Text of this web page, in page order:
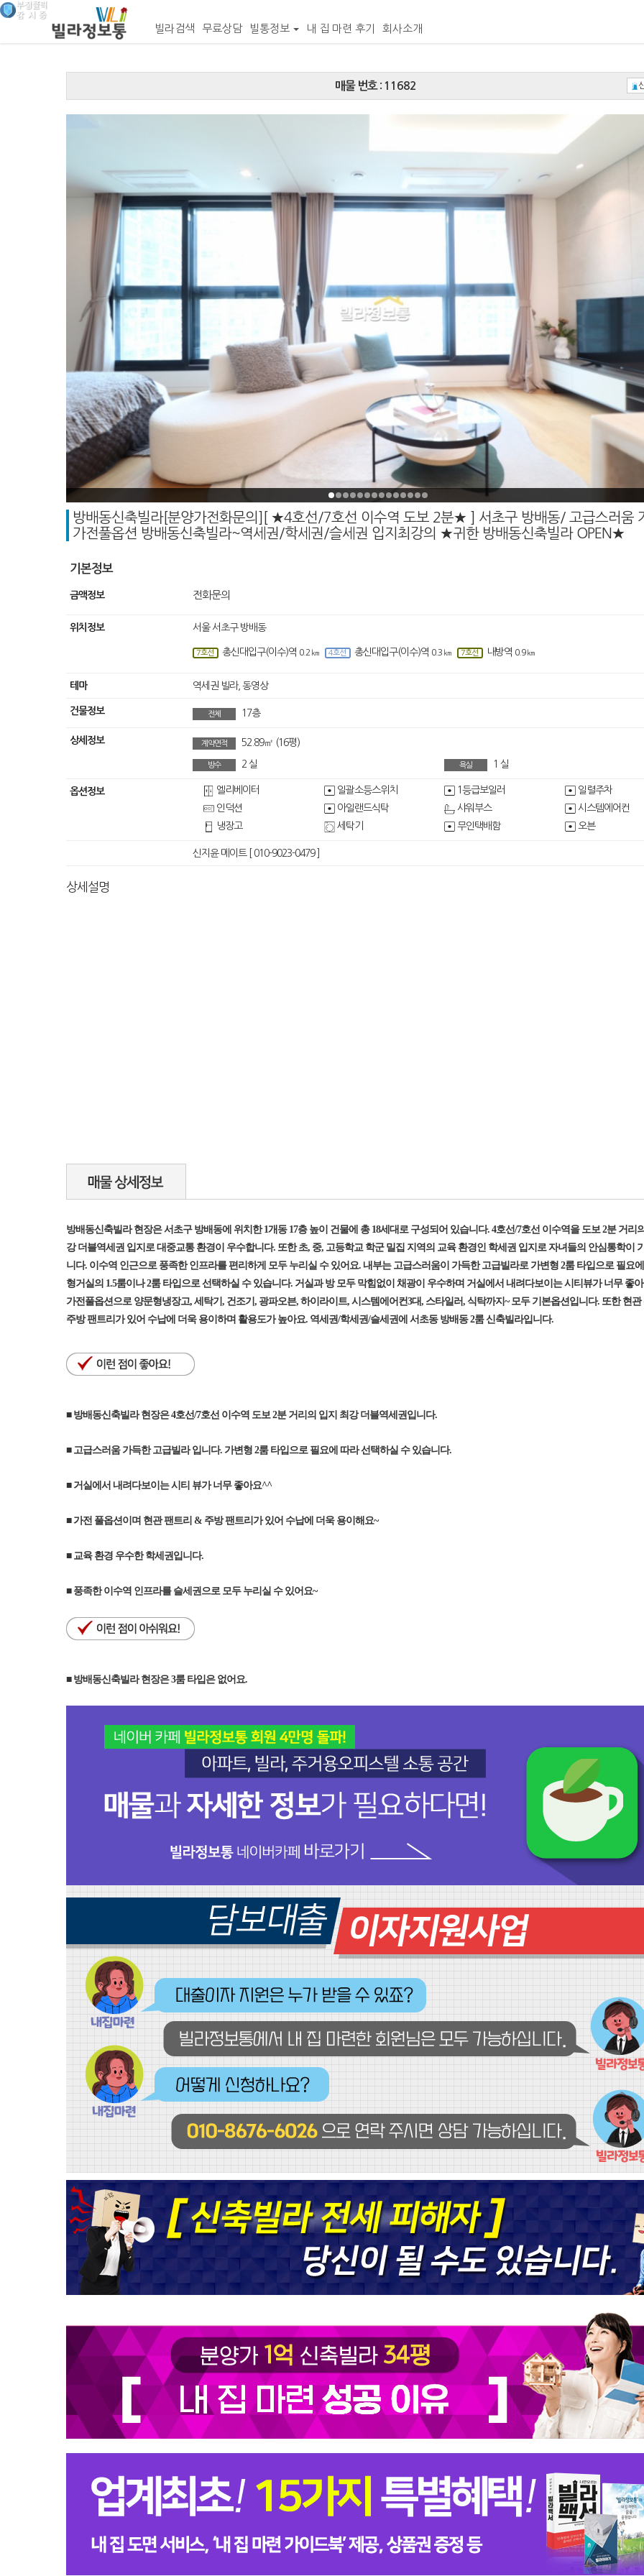
빌라검색 무료상담 빌통정보 내 집 마련 후기 회사소개
매물 번호 : 11682
방배동신축빌라[분양가전화문의][ ★4호선/7호선 이수역 도보 2분★ ] 서초구 방배동/ 고급스러움
가전풀옵션 방배동신축빌라~역세권/학세권/슬세권 입지최강의 ★귀한 방배동신축빌라 OPEN★
기본정보
금액정보 전화문의
위치정보 서울 서초구 방배동
7호선 총신대입구(이수)역 0.2 ㎞ 4호선 총신대입구(이수)역 0.3 ㎞ 7호선 내방역 0.9 ㎞
테마 역세권 빌라, 동영상
건물정보 전체 17층
상세정보 계약면적 52.89㎡ (16평)
방수 2 실 욕실 1 실
옵션정보 엘리베이터 일괄소등스위치 1등급보일러
일렬주차
인덕션
아일랜드식탁 샤워부스
시스템에어컨
냉장고
세탁기 무인택배함 오븐
신지윤 메이트 [ 010-9023-0479 ]
상세설명
방배동신축빌라 현장은 서초구 방배동에 위치한 1개동 17층 높이 건물에 총 18세대로 구성되어 있습니다. 4호선/7호선 이수역을 도보 2분 거리
강 더블역세권 입지로 대중교통 환경이 우수합니다. 또한 초, 중, 고등학교 학군 밀집 지역의 교육 환경인 학세권 입지로 자녀들의 안심통학이
니다. 이수역 인근으로 풍족한 인프라를 편리하게 모두 누리실 수 있어요. 내부는 고급스러움이 가득한 고급빌라로 가변형 2룸 타입으로 필요
형거실의 1.5룸이나 2룸 타입으로 선택하실 수 있습니다. 거실과 방 모두 막힘없이 채광이 우수하며 거실에서 내려다보이는 시티뷰가 너무 좋
가전풀옵션으로 양문형냉장고, 세탁기, 건조기, 광파오븐, 하이라이트, 시스템에어컨3대, 스타일러, 식탁까지~ 모두 기본옵션입니다. 또한 현
주방 팬트리가 있어 수납에 더욱 용이하며 활용도가 높아요. 역세권/학세권/슬세권에 서초동 방배동 2룸 신축빌라입니다.
■ 방배동신축빌라 현장은 4호선/7호선 이수역 도보 2분 거리의 입지 최강 더블역세권입니다.
■ 고급스러움 가득한 고급빌라 입니다. 가변형 2룸 타입으로 필요에 따라 선택하실 수 있습니다.
■ 거실에서 내려다보이는 시티 뷰가 너무 좋아요^^
■ 가전 풀옵션이며 현관 팬트리 & 주방 팬트리가 있어 수납에 더욱 용이해요~
■ 교육 환경 우수한 학세권입니다.
■ 풍족한 이수역 인프라를 슬세권으로 모두 누리실 수 있어요~
■ 방배동신축빌라 현장은 3룸 타입은 없어요.